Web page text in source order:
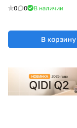
0 0 В наличии
В корзину